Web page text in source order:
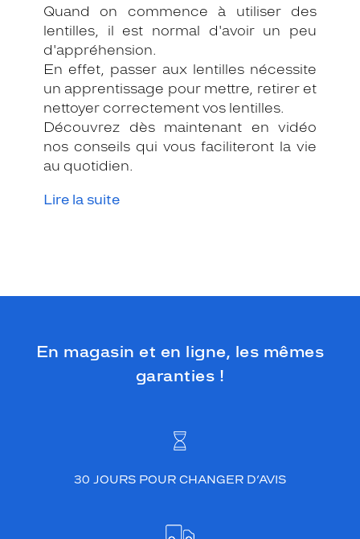
Quand on commence à utiliser des
lentilles, il est normal d'avoir un peu
d'appréhension.
En effet, passer aux lentilles nécessite
un apprentissage pour mettre, retirer et
nettoyer correctement vos lentilles.
Découvrez dès maintenant en vidéo
nos conseils qui vous faciliteront la vie
au quotidien.
Lire la suite
En magasin et en ligne, les mêmes
garanties !
30 JOURS POUR CHANGER D’AVIS